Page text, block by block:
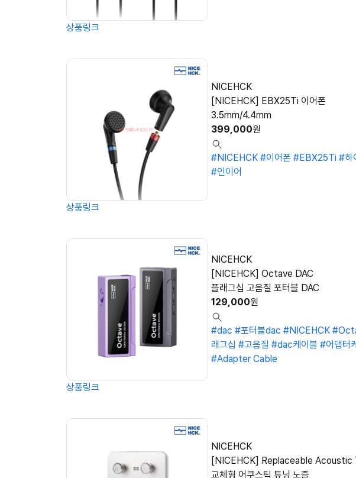
상품링크
NICEHCK
[NICEHCK] EBX25Ti 이어폰
3.5mm/4.4mm
399,000원
#NICEHCK #이어폰 #EBX25Ti #하
#인이어
상품링크
NICEHCK
[NICEHCK] Octave DAC
플래그십 고음질 포터블 DAC
129,000원
#dac #포터블dac #NICEHCK
래그십 #고음질 #dac케이블 #어댑터
#Adapter Cable
상품링크
NICEHCK
[NICEHCK] Replaceable Acoustic
교체형 어쿠스틱 튜닝 노즐